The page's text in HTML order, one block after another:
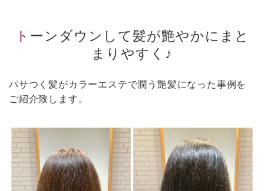
トーンダウンして髪が艶やかにまと
まりやすく♪
パサつく髪がカラーエステで潤う艶髪になった事例を
ご紹介致します。